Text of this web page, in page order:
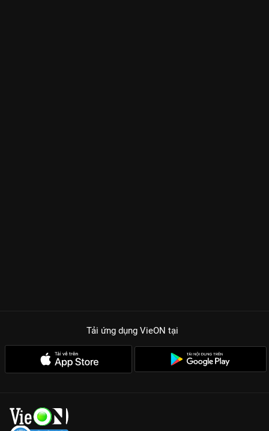
Tải ứng dụng VieON tại